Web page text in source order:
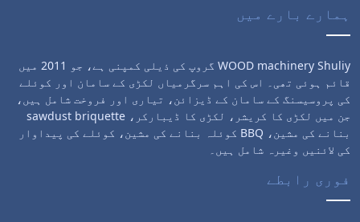
ہمارے بارے میں
WOOD machinery Shuliy گروپ کی ذیلی کمپنی ہے، جو 2011 میں
قائم ہوئی تھی۔ اس کی اہم سرگرمیاں لکڑی کے سامان اور کوئلے
کی پروسیسنگ کے سامان کے ڈیزائن، تیاری اور فروخت شامل ہیں،
جن میں لکڑی کا کریشر، لکڑی کا ڈیبارکر، sawdust briquette
بنانے کی مشین، BBQ کوئلہ بنانے کی مشین، کوئلے کی پیداوار
کی لائنیں وغیرہ شامل ہیں۔
فوری رابطے